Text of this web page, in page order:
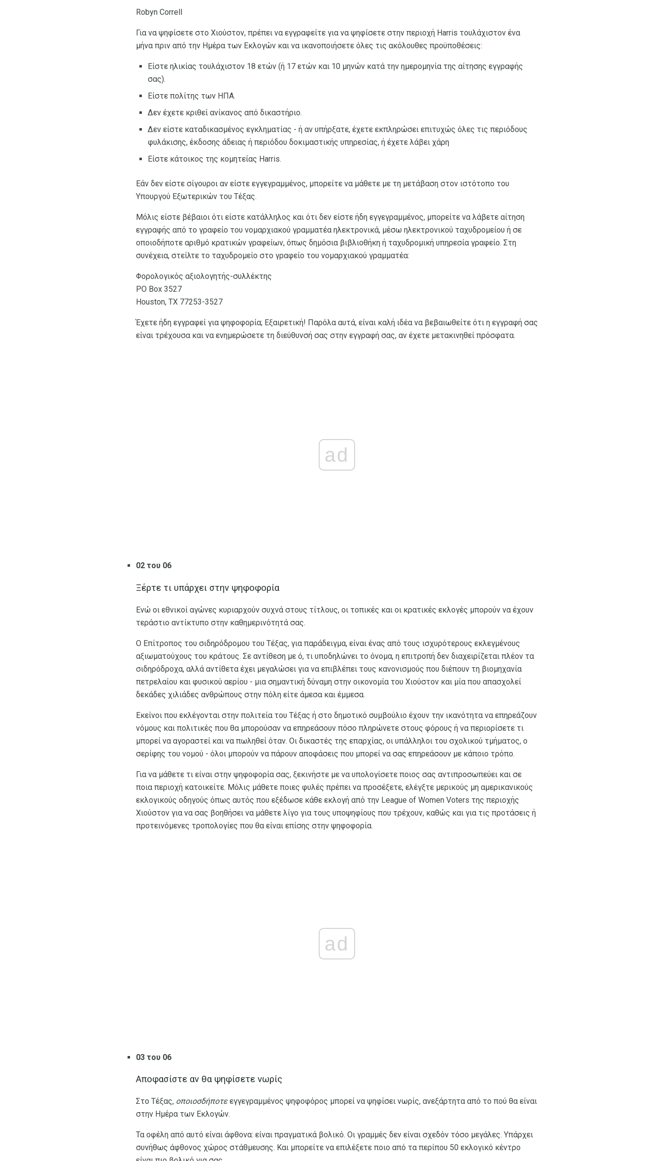
Robyn Correll
Για να ψηφίσετε στο Χιούστον, πρέπει να εγγραφείτε για να ψηφίσετε στην περιοχή Harris τουλάχιστον ένα
μήνα πριν από την Ημέρα των Εκλογών και να ικανοποιήσετε όλες τις ακόλουθες προϋποθέσεις:
Είστε ηλικίας τουλάχιστον 18 ετών (ή 17 ετών και 10 μηνών κατά την ημερομηνία της αίτησης εγγραφής
σας).
Είστε πολίτης των ΗΠΑ.
Δεν έχετε κριθεί ανίκανος από δικαστήριο.
Δεν είστε καταδικασμένος εγκληματίας - ή αν υπήρξατε, έχετε εκπληρώσει επιτυχώς όλες τις περιόδους
φυλάκισης, έκδοσης άδειας ή περιόδου δοκιμαστικής υπηρεσίας, ή έχετε λάβει χάρη
Είστε κάτοικος της κομητείας Harris.
Εάν δεν είστε σίγουροι αν είστε εγγεγραμμένος, μπορείτε να μάθετε με τη μετάβαση στον ιστότοπο του
Υπουργού Εξωτερικών του Τέξας.
Μόλις είστε βέβαιοι ότι είστε κατάλληλος και ότι δεν είστε ήδη εγγεγραμμένος, μπορείτε να λάβετε αίτηση
εγγραφής από το γραφείο του νομαρχιακού γραμματέα ηλεκτρονικά, μέσω ηλεκτρονικού ταχυδρομείου ή σε
οποιοδήποτε αριθμό κρατικών γραφείων, όπως δημόσια βιβλιοθήκη ή ταχυδρομική υπηρεσία γραφείο. Στη
συνέχεια, στείλτε το ταχυδρομείο στο γραφείο του νομαρχιακού γραμματέα:
Φορολογικός αξιολογητής-συλλέκτης
PO Box 3527
Houston, TX 77253-3527
Έχετε ήδη εγγραφεί για ψηφοφορία; Εξαιρετική! Παρόλα αυτά, είναι καλή ιδέα να βεβαιωθείτε ότι η εγγραφή σας
είναι τρέχουσα και να ενημερώσετε τη διεύθυνσή σας στην εγγραφή σας, αν έχετε μετακινηθεί πρόσφατα.
ad
02 του 06
Ξέρτε τι υπάρχει στην ψηφοφορία
Ενώ οι εθνικοί αγώνες κυριαρχούν συχνά στους τίτλους, οι τοπικές και οι κρατικές εκλογές μπορούν να έχουν
τεράστιο αντίκτυπο στην καθημερινότητά σας.
Ο Επίτροπος του σιδηρόδρομου του Τέξας, για παράδειγμα, είναι ένας από τους ισχυρότερους εκλεγμένους
αξιωματούχους του κράτους. Σε αντίθεση με ό, τι υποδηλώνει το όνομα, η επιτροπή δεν διαχειρίζεται πλέον τα
σιδηρόδροχα, αλλά αντίθετα έχει μεγαλώσει για να επιβλέπει τους κανονισμούς που διέπουν τη βιομηχανία
πετρελαίου και φυσικού αερίου - μια σημαντική δύναμη στην οικονομία του Χιούστον και μία που απασχολεί
δεκάδες χιλιάδες ανθρώπους στην πόλη είτε άμεσα και έμμεσα.
Εκείνοι που εκλέγονται στην πολιτεία του Τέξας ή στο δημοτικό συμβούλιο έχουν την ικανότητα να επηρεάζουν
νόμους και πολιτικές που θα μπορούσαν να επηρεάσουν πόσο πληρώνετε στους φόρους ή να περιορίσετε τι
μπορεί να αγοραστεί και να πωληθεί όταν. Οι δικαστές της επαρχίας, οι υπάλληλοι του σχολικού τμήματος, ο
σερίφης του νομού - όλοι μπορούν να πάρουν αποφάσεις που μπορεί να σας επηρεάσουν με κάποιο τρόπο.
Για να μάθετε τι είναι στην ψηφοφορία σας, ξεκινήστε με να υπολογίσετε ποιος σας αντιπροσωπεύει και σε
ποια περιοχή κατοικείτε. Μόλις μάθετε ποιες φυλές πρέπει να προσέξετε, ελέγξτε μερικούς μη αμερικανικούς
εκλογικούς οδηγούς όπως αυτός που εξέδωσε κάθε εκλογή από την League of Women Voters της περιοχής
Χιούστον για να σας βοηθήσει να μάθετε λίγο για τους υποψηφίους που τρέχουν, καθώς και για τις προτάσεις ή
προτεινόμενες τροπολογίες που θα είναι επίσης στην ψηφοφορία.
ad
03 του 06
Αποφασίστε αν θα ψηφίσετε νωρίς
Στο Τέξας, οποιοσδήποτεεγγεγραμμένος ψηφοφόρος μπορεί να ψηφίσει νωρίς, ανεξάρτητα από το πού θα είναι
στην Ημέρα των Εκλογών.
Τα οφέλη από αυτό είναι άφθονα: είναι πραγματικά βολικό. Οι γραμμές δεν είναι σχεδόν τόσο μεγάλες. Υπάρχει
συνήθως άφθονος χώρος στάθμευσης. Και μπορείτε να επιλέξετε ποιο από τα περίπου 50 εκλογικό κέντρο